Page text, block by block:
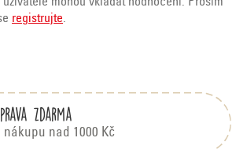
registrujte.
zdarma
nákupu nad 1000 Kč